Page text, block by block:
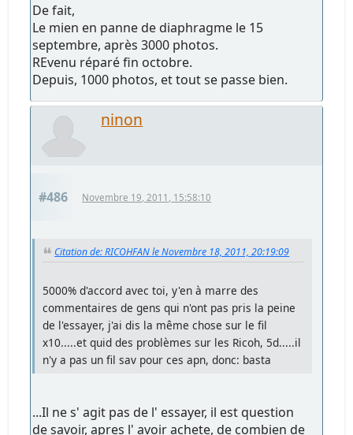
De fait,
Le mien en panne de diaphragme le 15
septembre, après 3000 photos.
REvenu réparé fin octobre.
Depuis, 1000 photos, et tout se passe bien.
ninon
#486 Novembre 19, 2011, 15:58:10
Citation de: RICOHFAN le Novembre 18, 2011, 20:19:09
5000% d'accord avec toi, y'en à marre des
commentaires de gens qui n'ont pas pris la peine
de l'essayer, j'ai dis la même chose sur le fil
x10.....et quid des problèmes sur les Ricoh, 5d.....il
n'y a pas un fil sav pour ces apn, donc: basta
...Il ne s' agit pas de l' essayer, il est question
de savoir, apres l' avoir achete, de combien de